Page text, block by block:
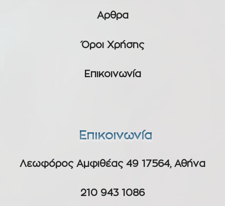
Αρθρα
Όροι Χρήσης
Επικοινωνία
Επικοινωνία
Λεωφόρος Αμφιθέας 49 17564, Αθήνα
210 943 1086